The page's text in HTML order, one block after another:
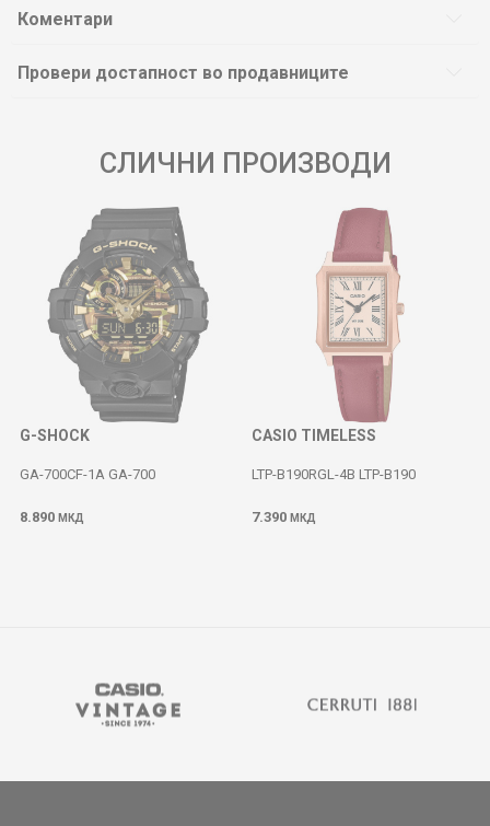
Коментари
Провери достапност во продавниците
СЛИЧНИ ПРОИЗВОДИ
G-SHOCK
GA-700CF-1A GA-700
8.890 МКД
CASIO TIMELESS
LTP-B190RGL-4B LTP-B190
7.390 МКД